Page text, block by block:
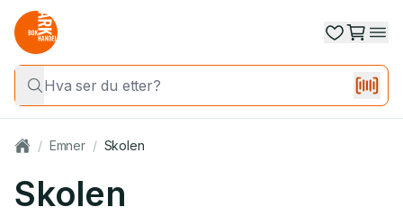
/ Emner / Skolen
Skolen